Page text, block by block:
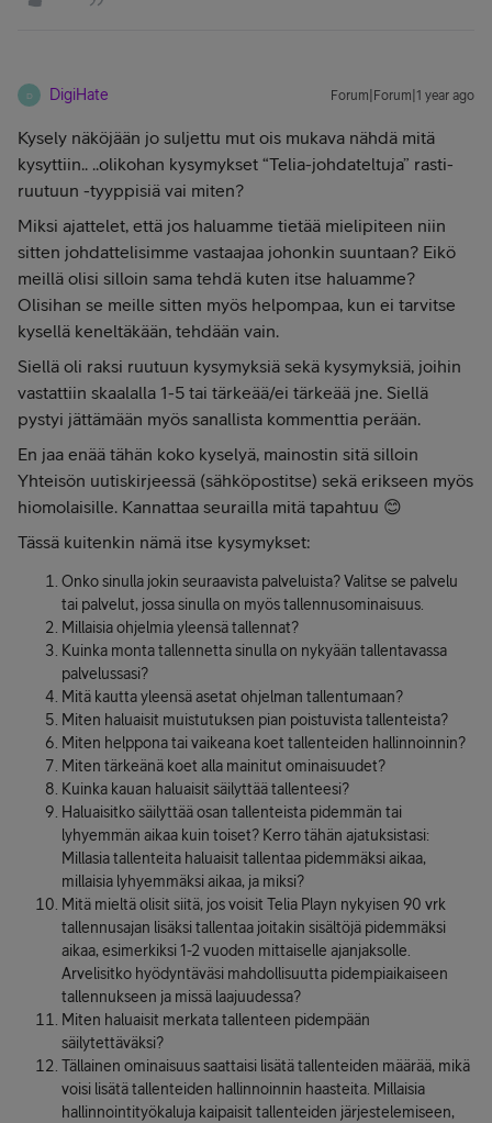
D DigiHate Forum|Forum|1 year ago
Kysely näköjään jo suljettu mut ois mukava nähdä mitä
kysyttiin.. ..olikohan kysymykset “Telia-johdateltuja” rasti-
ruutuun -tyyppisiä vai miten?
Miksi ajattelet, että jos haluamme tietää mielipiteen niin
sitten johdattelisimme vastaajaa johonkin suuntaan? Eikö
meillä olisi silloin sama tehdä kuten itse haluamme?
Olisihan se meille sitten myös helpompaa, kun ei tarvitse
kysellä keneltäkään, tehdään vain.
Siellä oli raksi ruutuun kysymyksiä sekä kysymyksiä, joihin
vastattiin skaalalla 1-5 tai tärkeää/ei tärkeää jne. Siellä
pystyi jättämään myös sanallista kommenttia perään.
En jaa enää tähän koko kyselyä, mainostin sitä silloin
Yhteisön uutiskirjeessä (sähköpostitse) sekä erikseen myös
hiomolaisille. Kannattaa seurailla mitä tapahtuu 😊
Tässä kuitenkin nämä itse kysymykset:
Onko sinulla jokin seuraavista palveluista? Valitse se palvelu
tai palvelut, jossa sinulla on myös tallennusominaisuus.
Millaisia ohjelmia yleensä tallennat?
Kuinka monta tallennetta sinulla on nykyään tallentavassa
palvelussasi?
Mitä kautta yleensä asetat ohjelman tallentumaan?
Miten haluaisit muistutuksen pian poistuvista tallenteista?
Miten helppona tai vaikeana koet tallenteiden hallinnoinnin?
Miten tärkeänä koet alla mainitut ominaisuudet?
Kuinka kauan haluaisit säilyttää tallenteesi?
Haluaisitko säilyttää osan tallenteista pidemmän tai
lyhyemmän aikaa kuin toiset? Kerro tähän ajatuksistasi:
Millasia tallenteita haluaisit tallentaa pidemmäksi aikaa,
millaisia lyhyemmäksi aikaa, ja miksi?
Mitä mieltä olisit siitä, jos voisit Telia Playn nykyisen 90 vrk
tallennusajan lisäksi tallentaa joitakin sisältöjä pidemmäksi
aikaa, esimerkiksi 1-2 vuoden mittaiselle ajanjaksolle.
Arvelisitko hyödyntäväsi mahdollisuutta pidempiaikaiseen
tallennukseen ja missä laajuudessa?
Miten haluaisit merkata tallenteen pidempään
säilytettäväksi?
Tällainen ominaisuus saattaisi lisätä tallenteiden määrää, mikä
voisi lisätä tallenteiden hallinnoinnin haasteita. Millaisia
hallinnointityökaluja kaipaisit tallenteiden järjestelemiseen,